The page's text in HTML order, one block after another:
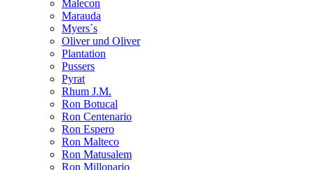
Malecon
Marauda
Myers´s
Oliver und Oliver
Plantation
Pussers
Pyrat
Rhum J.M.
Ron Botucal
Ron Centenario
Ron Espero
Ron Malteco
Ron Matusalem
Ron Millonario